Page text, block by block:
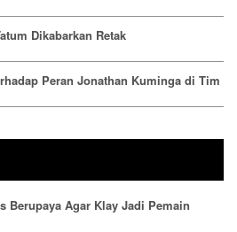
Dikabarkan Retak
Peran Jonathan Kuminga di Tim
Berupaya Agar Klay Jadi Pemain